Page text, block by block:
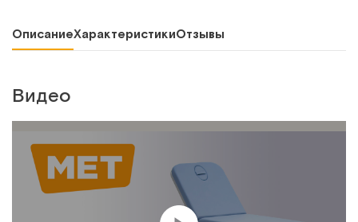
ОписаниеХарактеристикиОтзывы
Видео